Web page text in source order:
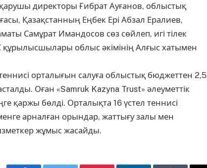
директоры Ғибрат Ауғанов, облыстық
Қазақстанның Еңбек Ері Абзал Ералиев,
Самұрат Имандосов сөз сөйлеп, игі тілек
құрылысшылары облыс әкімінің Алғыс хатымен
орталығын салуға облыстық бюджеттен 2,5
Оған «Samruk Kazyna Trust» әлеуметтік
қаржы бөлді. Орталықта 16 үстел теннисі
арналған орындар, жаттығу залы мен
жұмыс жасайды.